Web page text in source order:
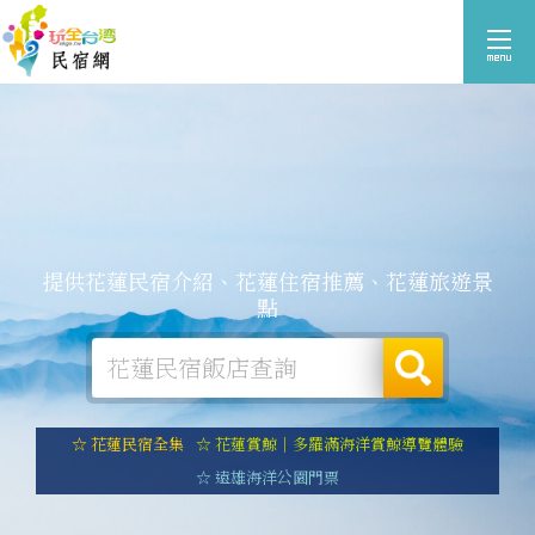
提供花蓮民宿介紹、花蓮住宿推薦、花蓮旅遊景
點
☆ 花蓮民宿全集 ☆ 花蓮賞鯨｜多羅滿海洋賞鯨導覽體驗
☆ 遠雄海洋公園門票